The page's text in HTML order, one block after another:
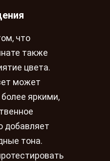
что
также
цвета.
может
яркими,
добавляет
тона.